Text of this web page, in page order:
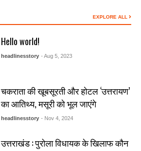
EXPLORE ALL
Hello world!
headlinesstory - Aug 5, 2023
चकराता की खूबसूरती और होटल ‘उत्तरायण’
का आतिथ्य, मसूरी को भूल जाएंगे
headlinesstory - Nov 4, 2024
उत्तराखंड : पुरोला विधायक के खिलाफ कौन